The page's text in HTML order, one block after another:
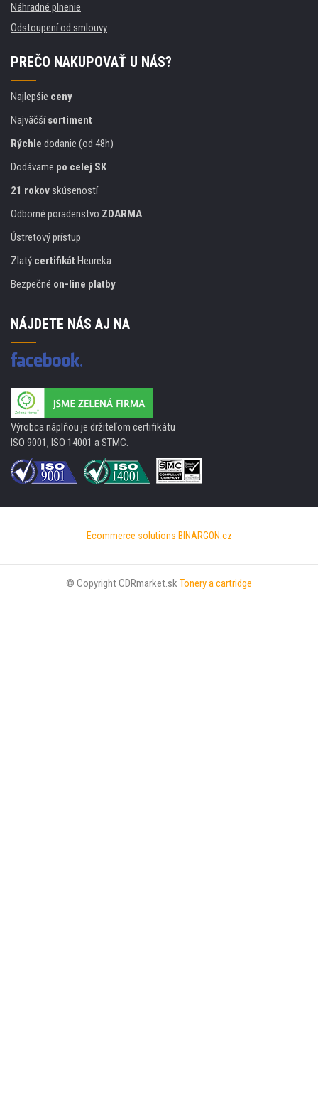
Náhradné plnenie
Odstoupení od smlouvy
PREČO NAKUPOVAŤ U NÁS?
Najlepšie ceny
Najväčšísortiment
Rýchle dodanie (od 48h)
Dodávame po celej SK
21 rokovskúseností
Odborné poradenstvo ZDARMA
Ústretový prístup
Zlatý certifikát Heureka
Bezpečné on-line platby
NÁJDETE NÁS AJ NA
Výrobca náplňou je držiteľom certifikátu
ISO 9001, ISO 14001 a STMC.
Ecommerce solutions BINARGON.cz
© Copyright CDRmarket.sk Tonery a cartridge